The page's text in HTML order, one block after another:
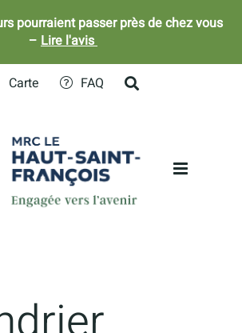
pourraient passer près de chez vous
– Lire l'avis
Carte FAQ